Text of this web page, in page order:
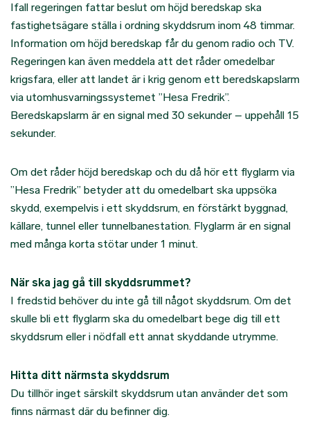
Ifall regeringen fattar beslut om höjd beredskap ska
fastighetsägare ställa i ordning skyddsrum inom 48 timmar.
Information om höjd beredskap får du genom radio och TV.
Regeringen kan även meddela att det råder omedelbar
krigsfara, eller att landet är i krig genom ett beredskapslarm
via utomhusvarningssystemet ”Hesa Fredrik”.
Beredskapslarm är en signal med 30 sekunder – uppehåll 15
sekunder.
Om det råder höjd beredskap och du då hör ett flyglarm via
”Hesa Fredrik” betyder att du omedelbart ska uppsöka
skydd, exempelvis i ett skyddsrum, en förstärkt byggnad,
källare, tunnel eller tunnelbanestation. Flyglarm är en signal
med många korta stötar under 1 minut.
När ska jag gå till skyddsrummet?
I fredstid behöver du inte gå till något skyddsrum. Om det
skulle bli ett flyglarm ska du omedelbart bege dig till ett
skyddsrum eller i nödfall ett annat skyddande utrymme.
Hitta ditt närmsta skyddsrum
Du tillhör inget särskilt skyddsrum utan använder det som
finns närmast där du befinner dig.